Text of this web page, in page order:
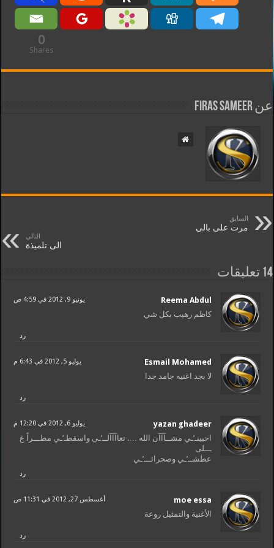
0
Shares
عن Firas Sameer
السابق
مرت على بالي
التالي
الى تلميذة
14 تعليقات
Reema Abdul يونيو 9, 2012 في 4:59 ص
كاظم رهيب بكل شي
رد
Esmail Mohamed يوليو 5, 2012 في 6:43 م
لا بجد اغنيه جامد جدا
رد
yazan ghadeer يوليو 6, 2012 في 12:20 م
احبينـ’ـي مشــآآآن الله …. تعاآآآلــ’ـي واسقطـ’ـي مطـــراً ع
ـــلى
عطشــ’ـي وصحرائـــ’ـي
رد
moe essa أغسطس 27, 2012 في 11:31 ص
الأغنية والتمثيل روعة
رد